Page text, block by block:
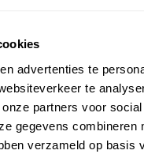
advertenties te
te
partners voor
gegevens combineren
verzameld op basis